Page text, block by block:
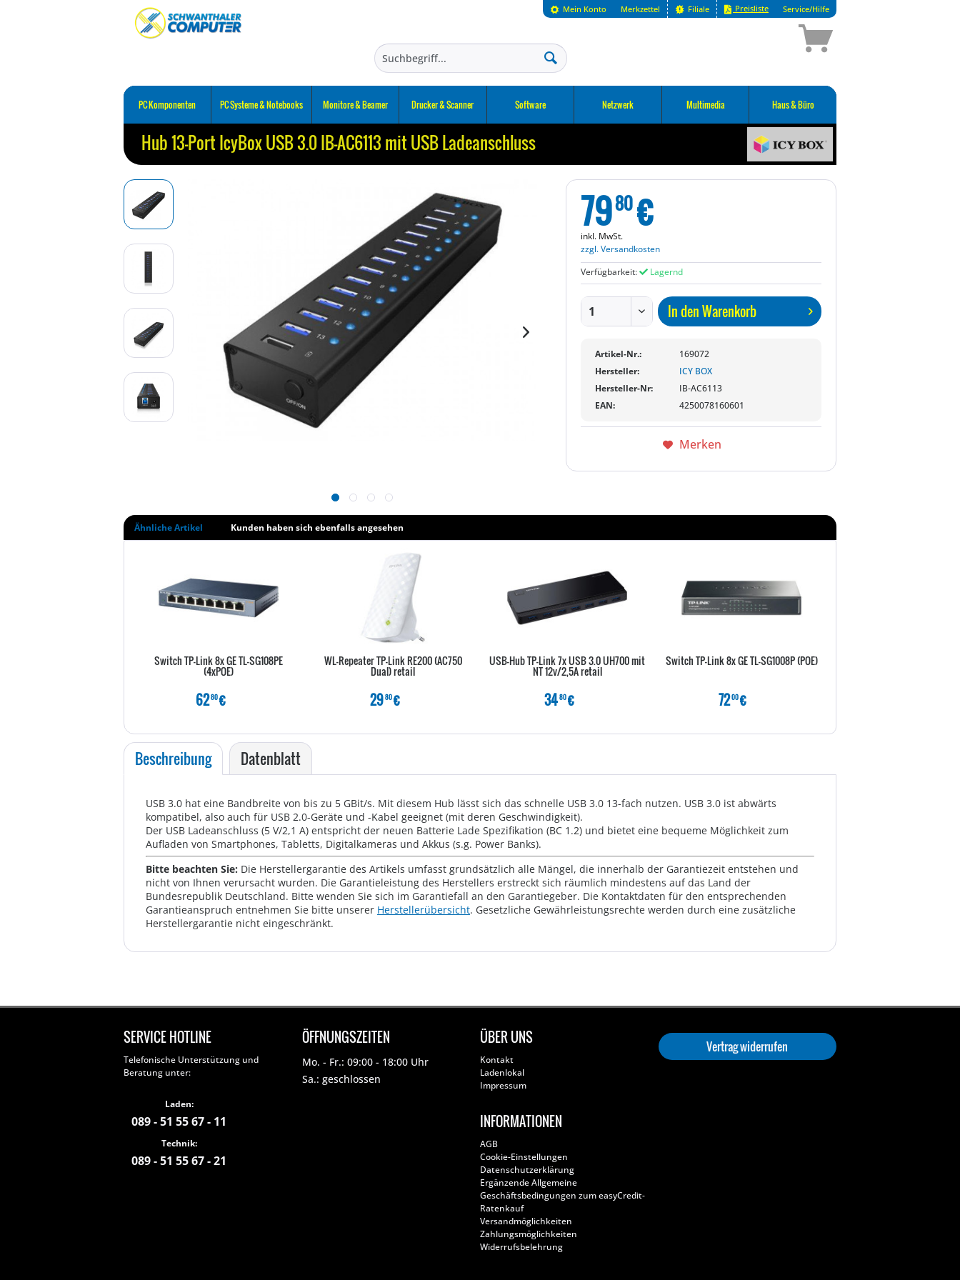
Mein Konto Merkzettel Filiale Preisliste Service/Hilfe
PC Komponenten PC Systeme & Notebooks Monitore & Beamer Drucker & Scanner Software Netzwerk Multimedia Haus & Büro
Hub 13-Port IcyBox USB 3.0 IB-AC6113 mit USB Ladeanschluss
7980€
inkl. MwSt.
zzgl. Versandkosten
Verfügbarkeit:
Lagernd
In denWarenkorb
Artikel-Nr.:
169072
Hersteller:
ICY BOX
Hersteller-Nr:
IB-AC6113
EAN:
4250078160601
Merken
Ähnliche Artikel Kunden haben sich ebenfalls angesehen
Switch TP-Link 8x GE TL-SG108PE
(4xPOE)
6280€
WL-Repeater TP-Link RE200 (AC750
Dual) retail
2980€
USB-Hub TP-Link 7x USB 3.0 UH700 mit
NT 12v/2,5A retail
3480€
Switch TP-Link 8x GE TL-SG1008P (POE)
7200€
Beschreibung Datenblatt
USB 3.0 hat eine Bandbreite von bis zu 5 GBit/s. Mit diesem Hub lässt sich das schnelle USB 3.0 13-fach nutzen. USB 3.0 ist abwärts
kompatibel, also auch für USB 2.0-Geräte und -Kabel geeignet (mit deren Geschwindigkeit).
Der USB Ladeanschluss (5 V/2,1 A) entspricht der neuen Batterie Lade Spezifikation (BC 1.2) und bietet eine bequeme Möglichkeit zum
Aufladen von Smartphones, Tabletts, Digitalkameras und Akkus (s.g. Power Banks).
Bitte beachten Sie: Die Herstellergarantie des Artikels umfasst grundsätzlich alle Mängel, die innerhalb der Garantiezeit entstehen und
nicht von Ihnen verursacht wurden. Die Garantieleistung des Herstellers erstreckt sich räumlich mindestens auf das Land der
Bundesrepublik Deutschland. Bitte wenden Sie sich im Garantiefall an den Garantiegeber. Die Kontaktdaten für den entsprechenden
Garantieanspruch entnehmen Sie bitte unserer Herstellerübersicht. Gesetzliche Gewährleistungsrechte werden durch eine zusätzliche
Herstellergarantie nicht eingeschränkt.
SERVICE HOTLINE
Telefonische Unterstützung und
Beratung unter:
Laden:
089 - 51 55 67 - 11
Technik:
089 - 51 55 67 - 21
ÖFFNUNGSZEITEN
Mo. - Fr.: 09:00 - 18:00 Uhr
Sa.: geschlossen
ÜBER UNS
Kontakt
Ladenlokal
Impressum
INFORMATIONEN
AGB
Cookie-Einstellungen
Datenschutzerklärung
Ergänzende Allgemeine
Geschäftsbedingungen zum easyCredit-
Ratenkauf
Versandmöglichkeiten
Zahlungsmöglichkeiten
Widerrufsbelehrung
Vertrag widerrufen